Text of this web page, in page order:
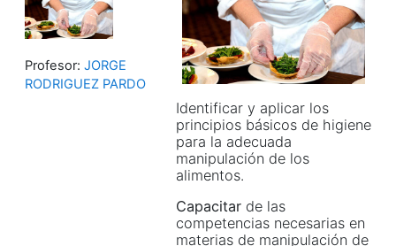
Identificar y aplicar los
principios básicos de higiene
para la adecuada
manipulación de los
alimentos.
Capacitarde las
competencias necesarias en
materias de manipulación de
Profesor: JORGE
RODRIGUEZ PARDO